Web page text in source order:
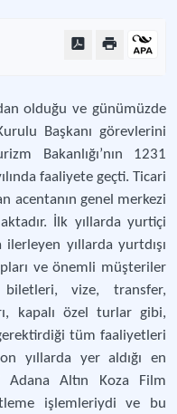
olduğu ve günümüzde
Başkanı görevlerini
Bakanlığı’nın 1231
faaliyete geçti. Ticari
acentanın genel merkezi
İlk yıllarda yurtiçi
yıllarda yurtdışı
ve önemli müşteriler
vize, transfer,
kapalı özel turlar gibi,
tüm faaliyetleri
yıllarda yer aldığı en
Altın Koza Film
işlemleriydi ve bu